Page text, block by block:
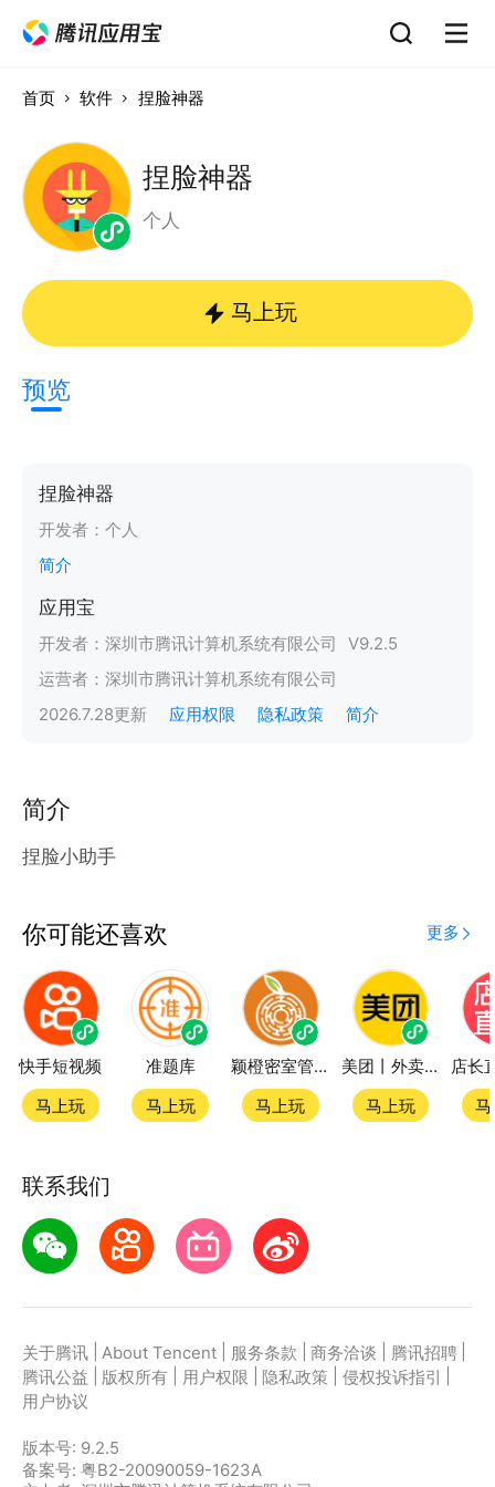
首页 软件 捏脸神器
捏脸神器
个人
马上玩
预览
捏脸神器
开发者： 个人
简介
应用宝
开发者： 深圳市腾讯计算机系统有限公司 V9.2.5
运营者： 深圳市腾讯计算机系统有限公司
2026.7.28更新 应用权限 隐私政策 简介
简介
捏脸小助手
你可能还喜欢 更多
快手短视频
马上玩
准题库
马上玩
颖橙密室管家SmartOrange
马上玩
美团丨外卖团购特价美食酒店电影
马上玩
联系我们
关于腾讯 About Tencent 服务条款 商务洽谈 腾讯招聘
腾讯公益
版权所有 用户权限 隐私政策 侵权投诉指引
用户协议
版本号: 9.2.5
备案号: 粤B2-20090059-1623A